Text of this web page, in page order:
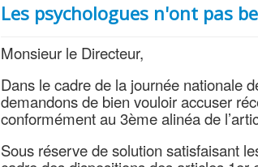
Les psychologues n'ont pas
Monsieur le Directeur,
Dans le cadre de la journée nationale
demandons de bien vouloir accuser
conformément au 3ème alinéa de
Sous réserve de solution satisfaisant